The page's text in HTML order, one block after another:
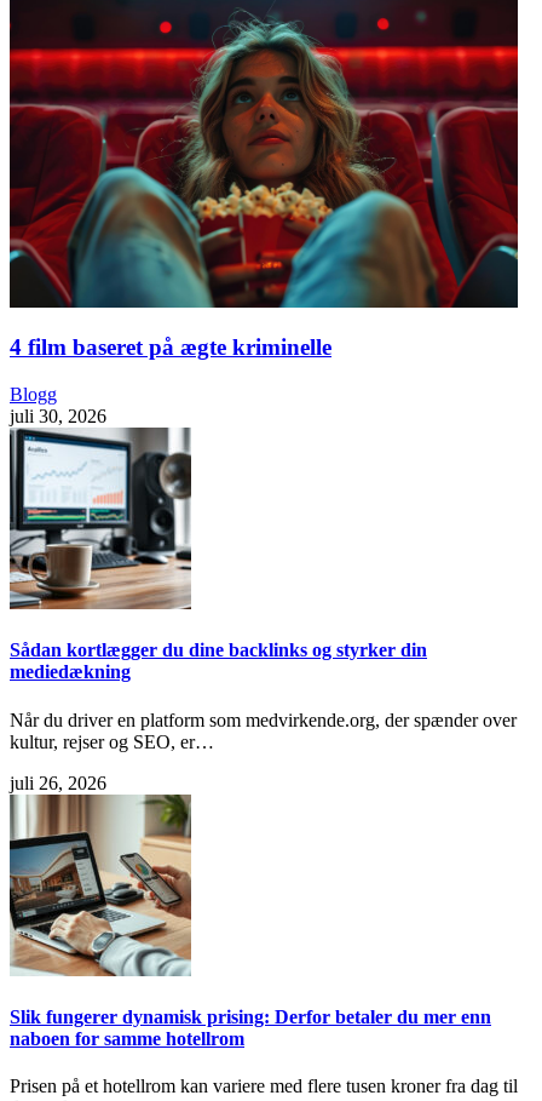
4 film baseret på ægte kriminelle
Blogg
juli 30, 2026
Sådan kortlægger du dine backlinks og styrker din
mediedækning
Når du driver en platform som medvirkende.org, der spænder over
kultur, rejser og SEO, er…
juli 26, 2026
Slik fungerer dynamisk prising: Derfor betaler du mer enn
naboen for samme hotellrom
Prisen på et hotellrom kan variere med flere tusen kroner fra dag til